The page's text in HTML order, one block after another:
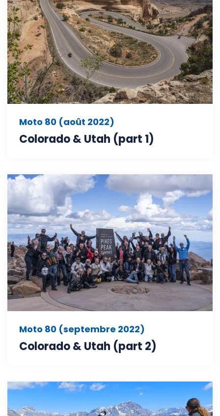
Moto 80 (août 2022)
Colorado & Utah (part 1)
Moto 80 (septembre 2022)
Colorado & Utah (part 2)